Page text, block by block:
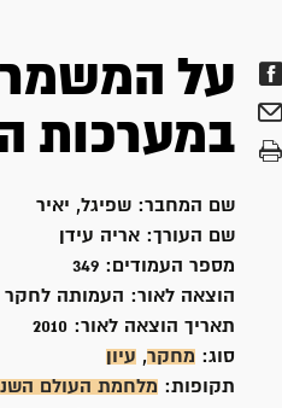
על
במערכות
שם המחבר: שפיגל, יאיר
שם העורך: אריה עידן
מספר העמודים: 349
הוצאה לאור: העמותה לחקר
תאריך הוצאה לאור:
סוג: מחקר, עיון
תקופות: מלחמת העולם